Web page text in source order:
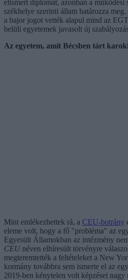
elismert diplomát, azonban a működési
székhelye szerinti állam határozza
a bajor jogot vették alapul mind az
belüli egyetemek javasolt új
Az egyetem, amit Bécsben tárt
Mint emlékezhettek rá, a CEU-botrány
eleme volt, hogy a fő "probléma" az
Egyesült Államokban az intézmény
CEU néven elhíresült törvényre
megteremtették a feltételeket a New
kormány továbbra sem ismerte el az
2019-ben kénytelen volt képzései nagy